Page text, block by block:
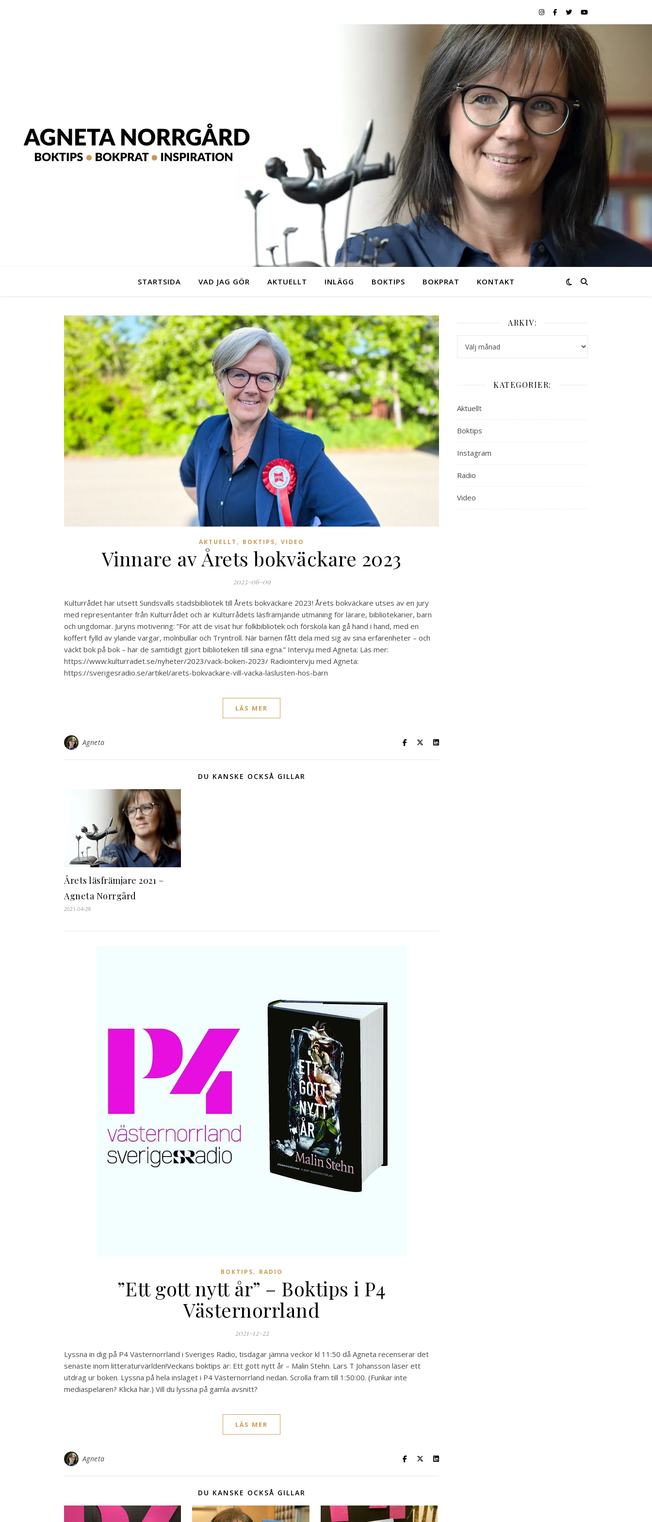
STARTSIDA VAD JAG GÖR AKTUELLT INLÄGG BOKTIPS BOKPRAT KONTAKT
AKTUELLT , BOKTIPS, VIDEO
Vinnare av Årets bokväckare 2023
2023-06-09
Kulturrådet har utsett Sundsvalls stadsbibliotek till Årets bokväckare 2023! Årets bokväckare utses av en jury
med representanter från Kulturrådet och är Kulturrådets läsfrämjande utmaning för lärare, bibliotekarier, barn
och ungdomar. Juryns motivering: ”För att de visat hur folkbibliotek och förskola kan gå hand i hand, med en
koffert fylld av ylande vargar, molnbullar och Tryntroll. När barnen fått dela med sig av sina erfarenheter – och
väckt bok på bok – har de samtidigt gjort biblioteken till sina egna.” Intervju med Agneta: Läs mer:
https://www.kulturradet.se/nyheter/2023/vack-boken-2023/ Radiointervju med Agneta:
https://sverigesradio.se/artikel/arets-bokvackare-vill-vacka-laslusten-hos-barn
LÄS MER
Agneta
DU KANSKE OCKSÅ GILLAR
Årets läsfrämjare 2021 –
Agneta Norrgård
2021-04-28
BOKTIPS, RADIO
”Ett gott nytt år” – Boktips i P4
Västernorrland
2021-12-22
Lyssna in dig på P4 Västernorrland i Sveriges Radio, tisdagar jämna veckor kl 11:50 då Agneta recenserar det
senaste inom litteraturvärlden!Veckans boktips är: Ett gott nytt år – Malin Stehn. Lars T Johansson läser ett
utdrag ur boken. Lyssna på hela inslaget i P4 Västernorrland nedan. Scrolla fram till 1:50:00. (Funkar inte
mediaspelaren? Klicka här.) Vill du lyssna på gamla avsnitt?
LÄS MER
Agneta
DU KANSKE OCKSÅ GILLAR
ARKIV:
KATEGORIER:
Aktuellt
Boktips
Instagram
Radio
Video